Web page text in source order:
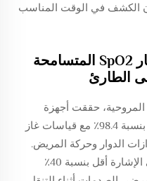
الكشف في الوقت المناسب
دراسة حالة: أجهزة استشعار SpO2 المتسامحة
الطارئ
المروحية، حققت أجهزة
الاستشعار من الجيل التالي ارتباطًا بنسبة 98.4٪ مع قياسات غاز
الدوار وحركة المريض.
وأفاد المسعفون بحدوث انقطاع في الإشارة أقل بنسبة 40٪